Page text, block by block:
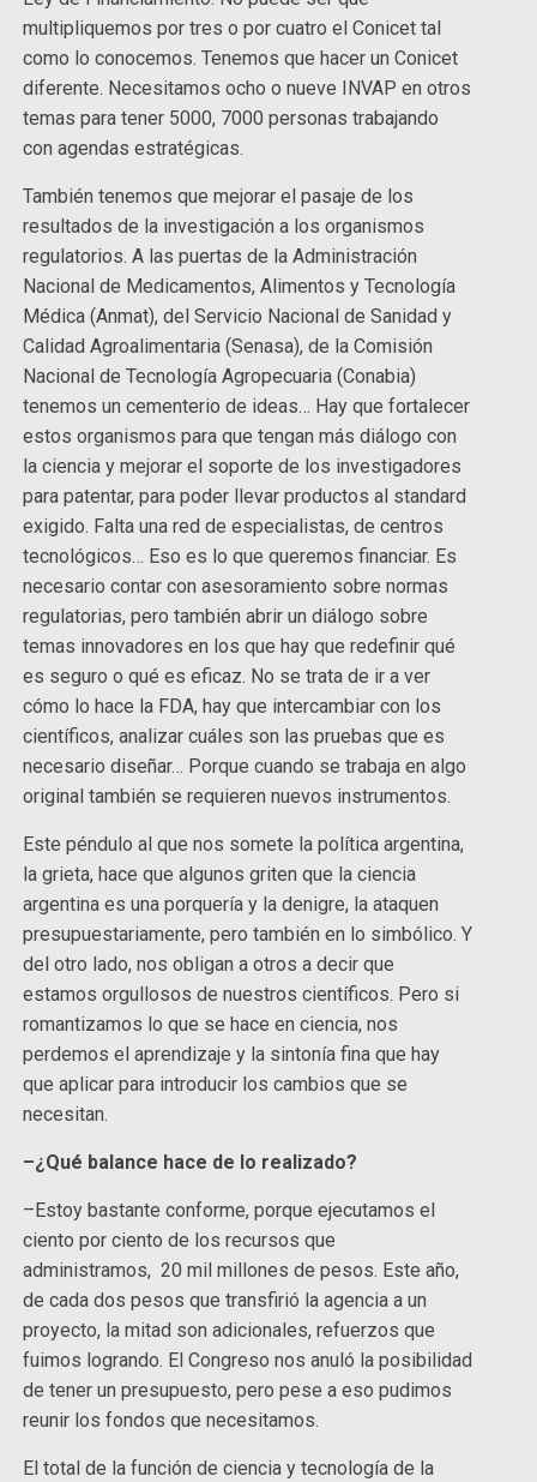
multipliquemos por tres o por cuatro el Conicet tal
como lo conocemos. Tenemos que hacer un Conicet
diferente. Necesitamos ocho o nueve INVAP en otros
temas para tener 5000, 7000 personas trabajando
con agendas estratégicas.
También tenemos que mejorar el pasaje de los
resultados de la investigación a los organismos
regulatorios. A las puertas de la Administración
Nacional de Medicamentos, Alimentos y Tecnología
Médica (Anmat), del Servicio Nacional de Sanidad y
Calidad Agroalimentaria (Senasa), de la Comisión
Nacional de Tecnología Agropecuaria (Conabia)
tenemos un cementerio de ideas… Hay que fortalecer
estos organismos para que tengan más diálogo con
la ciencia y mejorar el soporte de los investigadores
para patentar, para poder llevar productos al standard
exigido. Falta una red de especialistas, de centros
tecnológicos… Eso es lo que queremos financiar. Es
necesario contar con asesoramiento sobre normas
regulatorias, pero también abrir un diálogo sobre
temas innovadores en los que hay que redefinir qué
es seguro o qué es eficaz. No se trata de ir a ver
cómo lo hace la FDA, hay que intercambiar con los
científicos, analizar cuáles son las pruebas que es
necesario diseñar… Porque cuando se trabaja en algo
original también se requieren nuevos instrumentos.
Este péndulo al que nos somete la política argentina,
la grieta, hace que algunos griten que la ciencia
argentina es una porquería y la denigre, la ataquen
presupuestariamente, pero también en lo simbólico. Y
del otro lado, nos obligan a otros a decir que
estamos orgullosos de nuestros científicos. Pero si
romantizamos lo que se hace en ciencia, nos
perdemos el aprendizaje y la sintonía fina que hay
que aplicar para introducir los cambios que se
necesitan.
–¿Qué balance hace de lo realizado?
–Estoy bastante conforme, porque ejecutamos el
ciento por ciento de los recursos que
administramos, 20 mil millones de pesos. Este año,
de cada dos pesos que transfirió la agencia a un
proyecto, la mitad son adicionales, refuerzos que
fuimos logrando. El Congreso nos anuló la posibilidad
de tener un presupuesto, pero pese a eso pudimos
reunir los fondos que necesitamos.
El total de la función de ciencia y tecnología de la